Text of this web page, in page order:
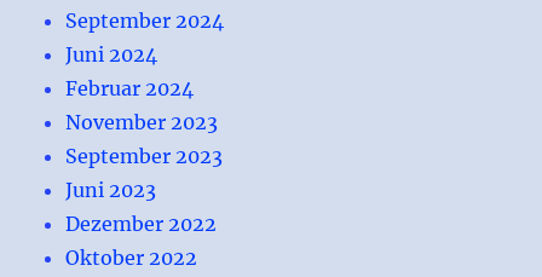
September 2024
Juni 2024
Februar 2024
November 2023
September 2023
Juni 2023
Dezember 2022
Oktober 2022